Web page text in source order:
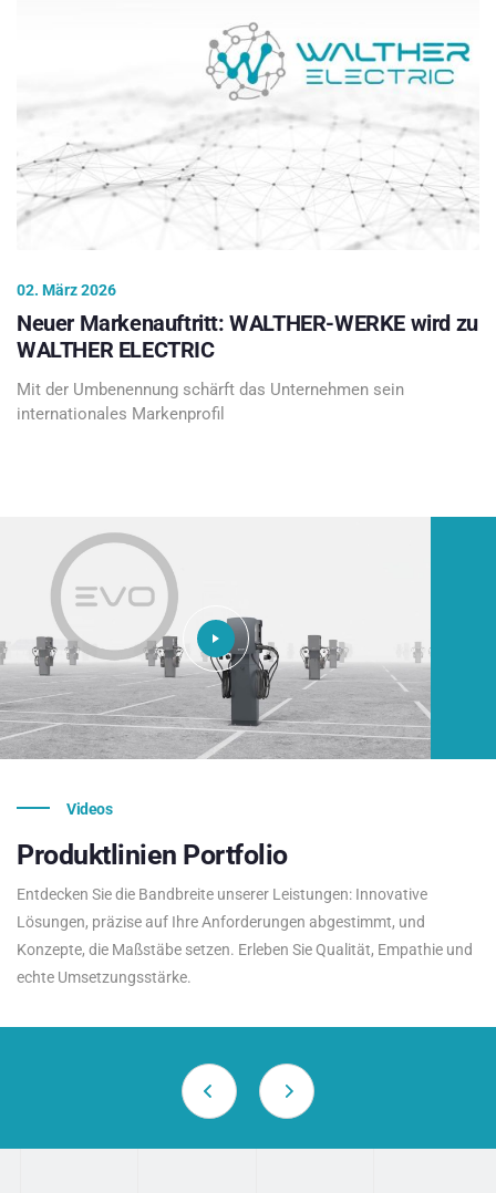
02. März 2026
Neuer Markenauftritt: WALTHER-WERKE wird zu
WALTHER ELECTRIC
Mit der Umbenennung schärft das Unternehmen sein
internationales Markenprofil
Videos
Produktlinien Portfolio
Entdecken Sie die Bandbreite unserer Leistungen: Innovative
Lösungen, präzise auf Ihre Anforderungen abgestimmt, und
Konzepte, die Maßstäbe setzen. Erleben Sie Qualität, Empathie und
echte Umsetzungsstärke.